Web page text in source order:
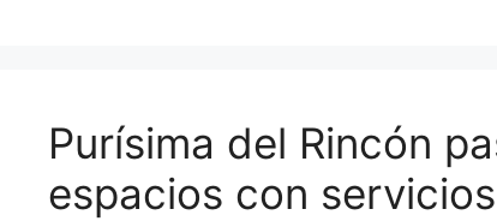
Purísima del Rincón
espacios con